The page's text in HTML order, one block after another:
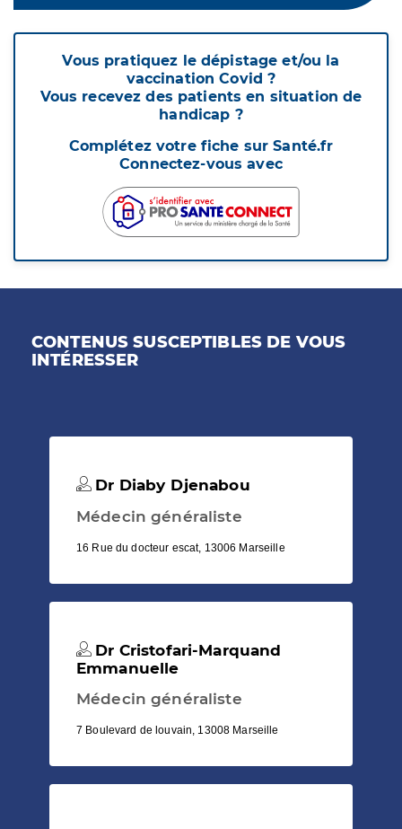
Vous pratiquez le dépistage et/ou la
vaccination Covid ?
Vous recevez des patients en situation de
handicap ?
Complétez votre fiche sur Santé.fr
Connectez-vous avec
CONTENUS SUSCEPTIBLES DE VOUS
INTÉRESSER
Dr Diaby Djenabou
Médecin généraliste
16 Rue du docteur escat, 13006 Marseille
Dr Cristofari-Marquand
Emmanuelle
Médecin généraliste
7 Boulevard de louvain, 13008 Marseille